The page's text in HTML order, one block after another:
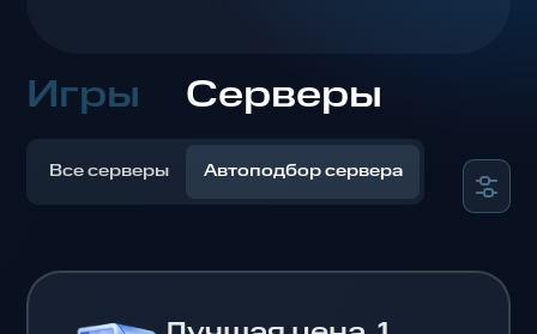
Игры Серверы
Все серверы Автоподбор сервера